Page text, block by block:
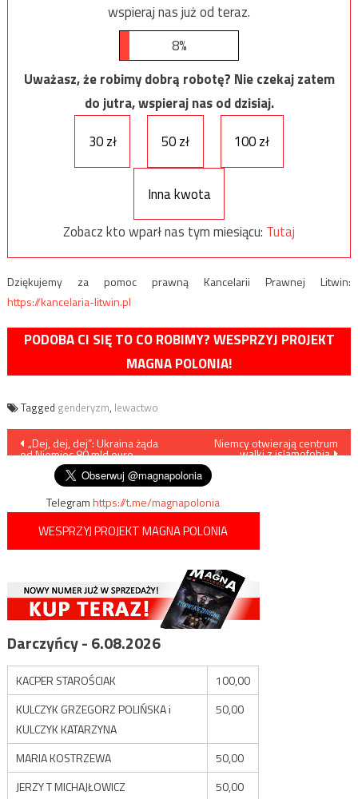
wspieraj nas już od teraz.
8%
Uważasz, że robimy dobrą robotę? Nie czekaj zatem
do jutra, wspieraj nas od dzisiaj.
30 zł
50 zł 100 zł
Inna kwota
Zobacz kto wparł nas tym miesiącu: Tutaj
Dziękujemy za pomoc prawną Kancelarii Prawnej Litwin:
https://kancelaria-litwin.pl
PODOBA CI SIĘ TO CO ROBIMY? WESPRZYJ PROJEKT
MAGNA POLONIA!
Tagged genderyzm, lewactwo
Nawigacja
wpisu
„Dej, dej, dej”: Ukraina żąda
od Niemiec 80 mld euro
Niemcy otwierają centrum
walki z islamofobią
Telegramhttps://t.me/magnapolonia
WESPRZYJ PROJEKT MAGNA POLONIA
Darczyńcy - 6.08.2026
KACPER STAROŚCIAK
100,00
KULCZYK GRZEGORZ POLIŃSKA i
KULCZYK KATARZYNA
50,00
MARIA KOSTRZEWA
50,00
JERZY T MICHAJŁOWICZ
50,00